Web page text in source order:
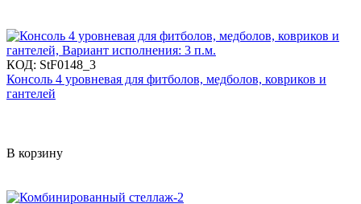
КОД: StF0148_3
Консоль 4 уровневая для фитболов, медболов, ковриков и
гантелей
В корзину